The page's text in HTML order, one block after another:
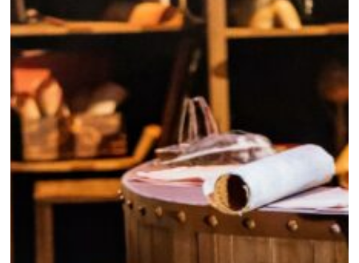
2026
–
SUR
LES
PAS
DE
LÉONARD
VINCI